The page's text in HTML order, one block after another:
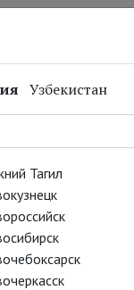
и
Узбекистан
Тагил